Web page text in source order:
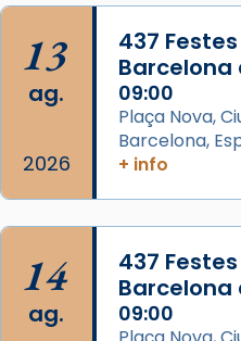
Aquest dilluns, 27 de
missa d’acció de
comitè organitzador
del Sant Pare Lleó XIV
col·laboradors, a la
L’arquebisbe de
📸 Dr. G. Simón
Photo
13
ag.
2026
437
Barcelona
09:00
Plaça Nova,
Barcelona,
+ info
14
ag.
437
Barcelona
09:00